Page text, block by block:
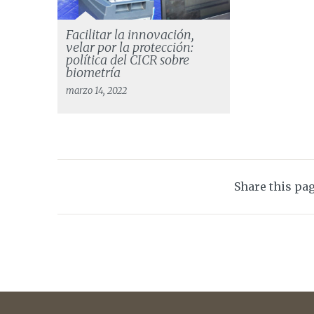
Facilitar la innovación,
velar por la protección:
política del CICR sobre
biometría
marzo 14, 2022
Share this